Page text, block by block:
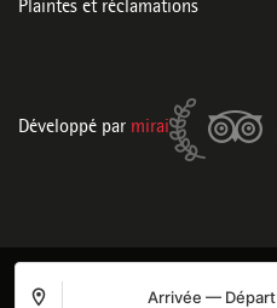
Arrivée — Départ
Plaintes et réclamations
Développé par mirai